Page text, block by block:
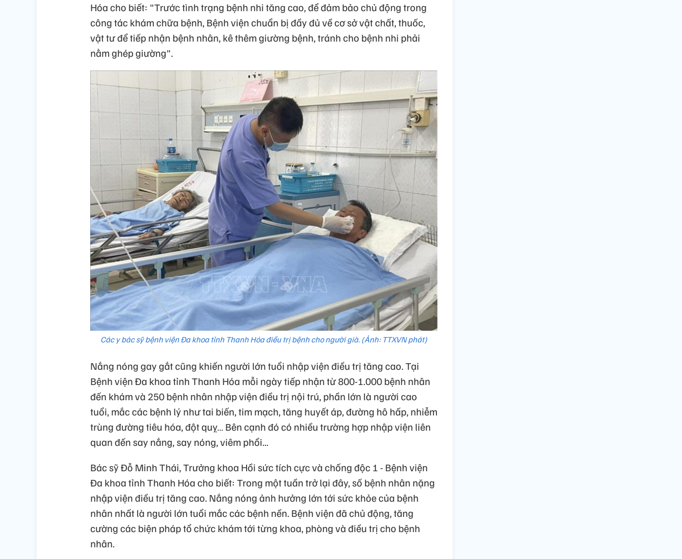
Hóa cho biết: "Trước tình trạng bệnh nhi tăng cao, để đảm bảo chủ động trong
công tác khám chữa bệnh, Bệnh viện chuẩn bị đầy đủ về cơ sở vật chất, thuốc,
vật tư để tiếp nhận bệnh nhân, kê thêm giường bệnh, tránh cho bệnh nhi phải
nằm ghép giường".
Các y bác sỹ bệnh viện Đa khoa tỉnh Thanh Hóa điều trị bệnh cho người già. (Ảnh: TTXVN phát)
Nắng nóng gay gắt cũng khiến người lớn tuổi nhập viện điều trị tăng cao. Tại
Bệnh viện Đa khoa tỉnh Thanh Hóa mỗi ngày tiếp nhận từ 800-1.000 bệnh nhân
đến khám và 250 bệnh nhân nhập viện điều trị nội trú, phần lớn là người cao
tuổi, mắc các bệnh lý như tai biến, tim mạch, tăng huyết áp, đường hô hấp, nhiễm
trùng đường tiêu hóa, đột quỵ… Bên cạnh đó có nhiều trường hợp nhập viện liên
quan đến say nắng, say nóng, viêm phổi...
Bác sỹ Đỗ Minh Thái, Trưởng khoa Hồi sức tích cực và chống độc 1 - Bệnh viện
Đa khoa tỉnh Thanh Hóa cho biết: Trong một tuần trở lại đây, số bệnh nhân nặng
nhập viện điều trị tăng cao. Nắng nóng ảnh hưởng lớn tới sức khỏe của bệnh
nhân nhất là người lớn tuổi mắc các bệnh nền. Bệnh viện đã chủ động, tăng
cường các biện pháp tổ chức khám tới từng khoa, phòng và điều trị cho bệnh
nhân.